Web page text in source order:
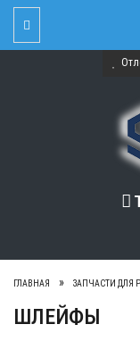
Toggle Navigation
ГЛАВНАЯ ЗАПЧАСТИ ДЛЯ
ШЛЕЙФЫ